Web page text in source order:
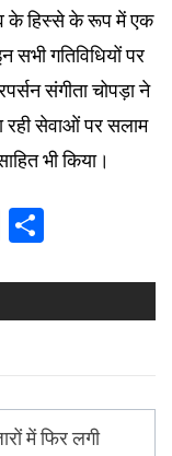
के हिस्से के रूप में एक
सभी गतिविधियों पर
संगीता चोपड़ा ने
रही सेवाओं पर सलाम
भी किया।
Print
में फिर लगी